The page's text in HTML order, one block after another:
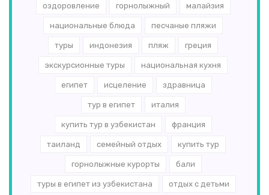
оздоровление горнолыжный малайзия
национальные блюда песчаные пляжи
туры индонезия пляж греция
экскурсионные туры национальная кухня
египет исцеление здравница
тур в египет италия
купить тур в узбекистан франция
таиланд семейный отдых купить тур
горнолыжные курорты бали
туры в египет из узбекистана отдых с детьми